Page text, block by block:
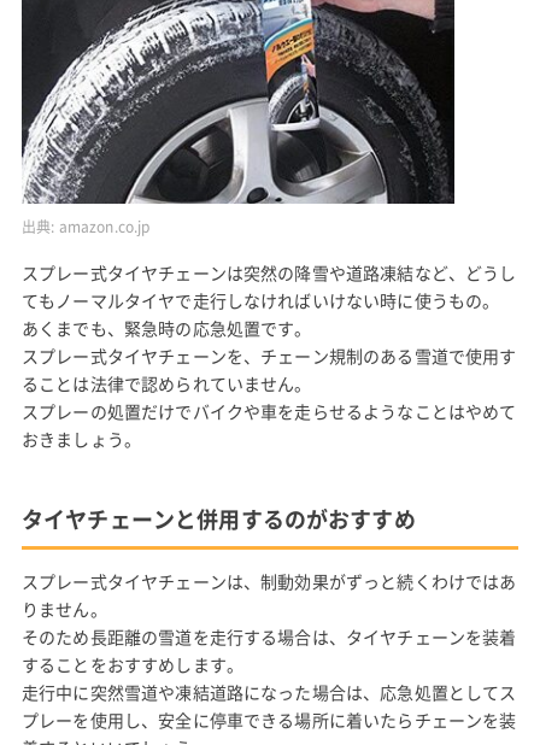
出典: amazon.co.jp
スプレー式タイヤチェーンは突然の降雪や道路凍結など、どうし
てもノーマルタイヤで走行しなければいけない時に使うもの。
あくまでも、緊急時の応急処置です。
スプレー式タイヤチェーンを、チェーン規制のある雪道で使用す
ることは法律で認められていません。
スプレーの処置だけでバイクや車を走らせるようなことはやめて
おきましょう。
タイヤチェーンと併用するのがおすすめ
スプレー式タイヤチェーンは、制動効果がずっと続くわけではあ
りません。
そのため長距離の雪道を走行する場合は、タイヤチェーンを装着
することをおすすめします。
走行中に突然雪道や凍結道路になった場合は、応急処置としてス
プレーを使用し、安全に停車できる場所に着いたらチェーンを装